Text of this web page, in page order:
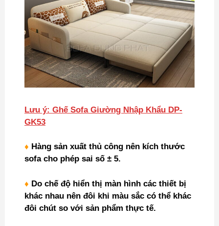
Lưu ý: Ghế Sofa Giường Nhập Khẩu DP-
GK53
♦ Hàng sản xuất thủ công nên kích thước
sofa cho phép sai số ± 5.
♦ Do chế độ hiển thị màn hình các thiết bị
khác nhau nên đôi khi màu sắc có thể khác
đôi chút so với sản phẩm thực tế.